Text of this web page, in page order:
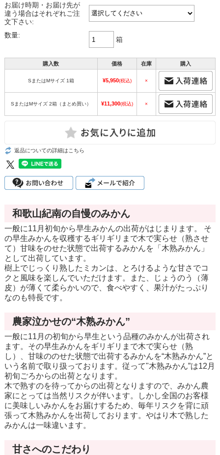
お届け時期・お届け先が
違う場合はそれぞれご注
文下さい:
数量:
箱
購入数 価格 在庫 購入
SまたはMサイズ 1箱 ¥5,950(税込) ×
SまたはMサイズ 2箱（まとめ買い） ¥11,300(税込) ×
返品についての詳細はこちら
和歌山紀南の自慢のみかん
一般に11月初旬から早生みかんの出荷がはじまります。 そ
の早生みかんを収穫するギリギリまで木で実らせ（熟させ
て）甘味をのせた状態で出荷するみかんを「木熟みかん」
として出荷しています。
樹上でじっくり熟したミカンは、とろけるような甘さでコ
クと風味を楽しんでいただけます。また、じょうのう（薄
皮）が薄くて柔らかいので、食べやすく、果汁がたっぷり
なのも特長です。
農家泣かせの“木熟みかん”
一般に11月の初旬から早生という品種のみかんが出荷され
ます。その早生みかんをギリギリまで木で実らせ（熟
し）、甘味ののせた状態で出荷するみかんを“木熟みかん”と
いう名前で取り扱っております。従って"木熟みかん”は12月
初旬ごろからの出荷となります。
木で熟すのを待ってからの出荷となりますので、みかん農
家にとっては当然リスクが伴います。しかし全国のお客様
に美味しいみかんをお届けするため、毎年リスクを背に頑
張って木熟みかんを出荷しております。やはり木で熟した
みかんは一味違います。
甘さへのこだわり